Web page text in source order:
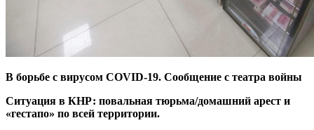
В борьбе с вирусом COVID-19. Сообщение с театра войны
Ситуация в КНР: повальная тюрьма/домашний арест и
«гестапо» по всей территории.